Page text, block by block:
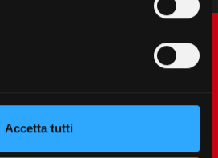
Accetta tutti